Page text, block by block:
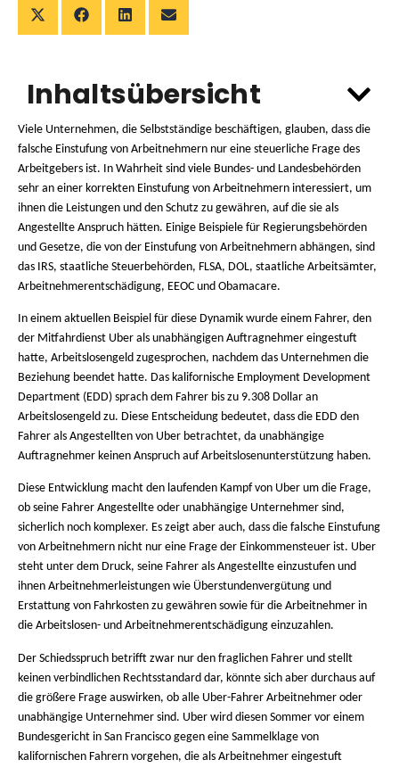
Inhaltsübersicht
Viele Unternehmen, die Selbstständige beschäftigen, glauben, dass die
falsche Einstufung von Arbeitnehmern nur eine steuerliche Frage des
Arbeitgebers ist. In Wahrheit sind viele Bundes- und Landesbehörden
sehr an einer korrekten Einstufung von Arbeitnehmern interessiert, um
ihnen die Leistungen und den Schutz zu gewähren, auf die sie als
Angestellte Anspruch hätten. Einige Beispiele für Regierungsbehörden
und Gesetze, die von der Einstufung von Arbeitnehmern abhängen, sind
das IRS, staatliche Steuerbehörden, FLSA, DOL, staatliche Arbeitsämter,
Arbeitnehmerentschädigung, EEOC und Obamacare.
In einem aktuellen Beispiel für diese Dynamik wurde einem Fahrer, den
der Mitfahrdienst Uber als unabhängigen Auftragnehmer eingestuft
hatte, Arbeitslosengeld zugesprochen, nachdem das Unternehmen die
Beziehung beendet hatte. Das kalifornische Employment Development
Department (EDD) sprach dem Fahrer bis zu 9.308 Dollar an
Arbeitslosengeld zu. Diese Entscheidung bedeutet, dass die EDD den
Fahrer als Angestellten von Uber betrachtet, da unabhängige
Auftragnehmer keinen Anspruch auf Arbeitslosenunterstützung haben.
Diese Entwicklung macht den laufenden Kampf von Uber um die Frage,
ob seine Fahrer Angestellte oder unabhängige Unternehmer sind,
sicherlich noch komplexer. Es zeigt aber auch, dass die falsche Einstufung
von Arbeitnehmern nicht nur eine Frage der Einkommensteuer ist. Uber
steht unter dem Druck, seine Fahrer als Angestellte einzustufen und
ihnen Arbeitnehmerleistungen wie Überstundenvergütung und
Erstattung von Fahrkosten zu gewähren sowie für die Arbeitnehmer in
die Arbeitslosen- und Arbeitnehmerentschädigung einzuzahlen.
Der Schiedsspruch betrifft zwar nur den fraglichen Fahrer und stellt
keinen verbindlichen Rechtsstandard dar, könnte sich aber durchaus auf
die größere Frage auswirken, ob alle Uber-Fahrer Arbeitnehmer oder
unabhängige Unternehmer sind. Uber wird diesen Sommer vor einem
Bundesgericht in San Francisco gegen eine Sammelklage von
kalifornischen Fahrern vorgehen, die als Arbeitnehmer eingestuft